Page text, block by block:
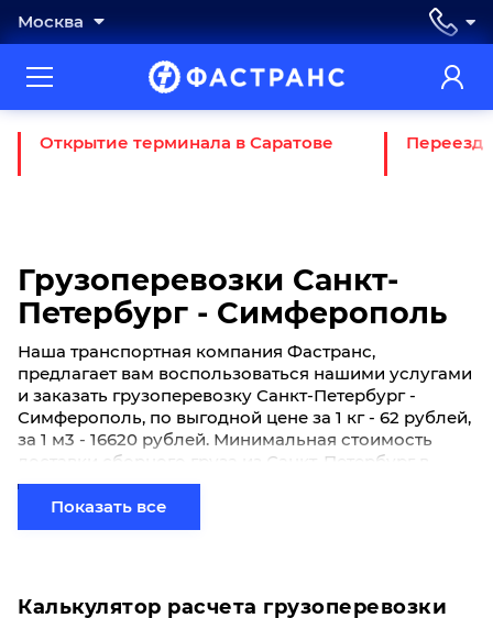
Москва
Открытие терминала в Саратове Переезд
Грузоперевозки Санкт-
Петербург - Симферополь
Наша транспортная компания Фастранс,
предлагает вам воспользоваться нашими услугами
и заказать грузоперевозку Санкт-Петербург -
Симферополь, по выгодной цене за 1 кг - 62 рублей,
за 1 м3 - 16620 рублей. Минимальная стоимость
доставки сборного груза из Санкт-Петербург в
Симферополь начинается от 690 рублей. Если вы
хотите отправить свой груз сборной партией по
готовому маршруту в Симферополь и у вас
Показать все
Калькулятор расчета грузоперевозки